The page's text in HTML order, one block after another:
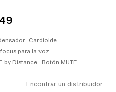
Cardioide
para la voz
by Distance Botón MUTE
Encontrar un distribuidor